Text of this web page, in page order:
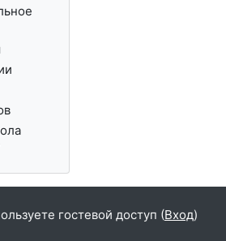
гостевой доступ (Вход)